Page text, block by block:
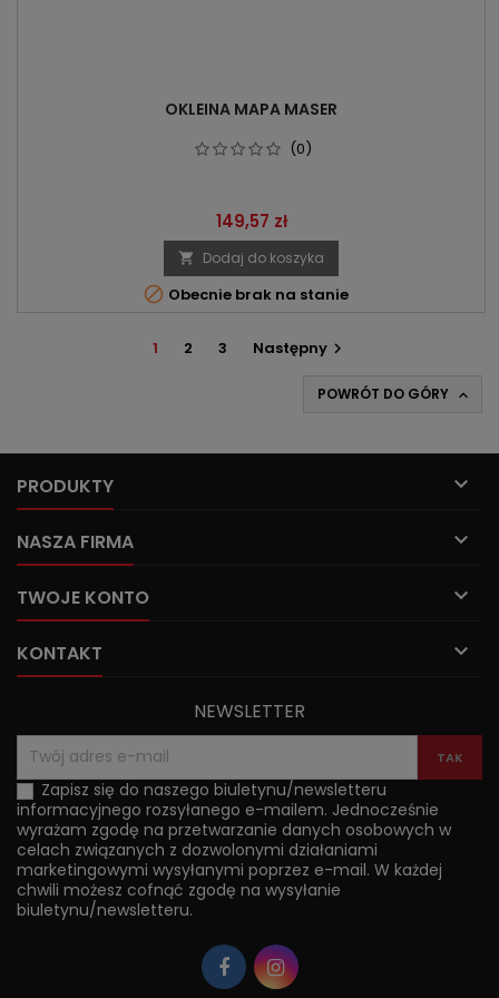
OKLEINA MAPA MASER
(0)
Cena
149,57 zł
 Dodaj do koszyka
 Obecnie brak na stanie
1 2 3 Następny
POWRÓT DO GÓRY 
PRODUKTY 
NASZA FIRMA 
TWOJE KONTO 
KONTAKT 
NEWSLETTER
Zapisz się do naszego biuletynu/newsletteru
informacyjnego rozsyłanego e-mailem. Jednocześnie
wyrażam zgodę na przetwarzanie danych osobowych w
celach związanych z dozwolonymi działaniami
marketingowymi wysyłanymi poprzez e-mail. W każdej
chwili możesz cofnąć zgodę na wysyłanie
biuletynu/newsletteru.